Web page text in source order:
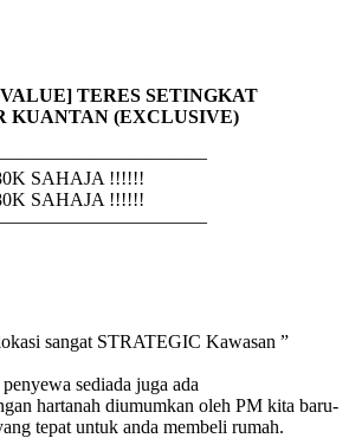
TERES SETINGKAT
KUANTAN (EXCLUSIVE)
SAHAJA !!!!!!
SAHAJA !!!!!!
sangat STRATEGIC Kawasan ”
sediada juga ada
hartanah diumumkan oleh PM kita baru-
tepat untuk anda membeli rumah.